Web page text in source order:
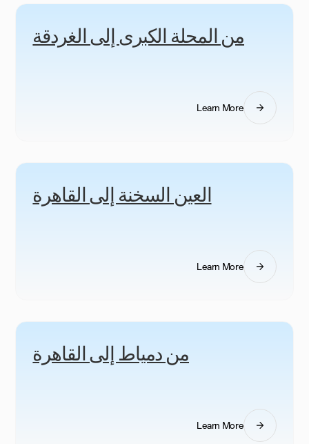
من المحلة الكبرى إلى الغردقة
Learn More
العين السخنة إلى القاهرة
Learn More
من دمياط إلى القاهرة
Learn More